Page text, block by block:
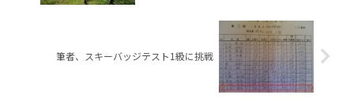
筆者、スキーバッジテスト1級に挑戦